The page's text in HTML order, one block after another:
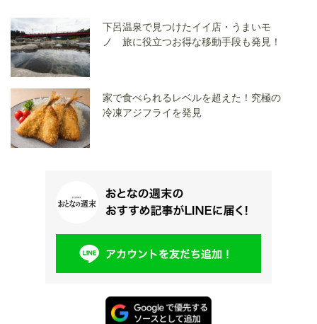
下呂温泉で見つけたイイ店・うまいモ
ノ 旅に役立つお得な移動手段も発見！
家で食べられるレベルを超えた！究極の
冷凍アジフライを発見